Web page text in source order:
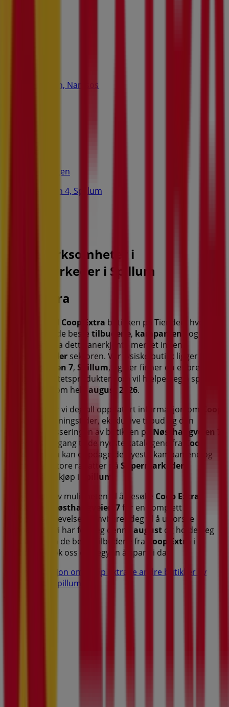
Sivavegen, Namsos
Volkswagen
Sivavegen 4, Spillum
Andre virksomheter i
Supermarkeder i Spillum
Coop Extra
Coop Extra butikken på Tiendeo, hvor du
kan oppdage de beste tilbudene, kampanjene
og
fra dette anerkjente merket innen
Supermarkeder sektoren. Vår fysiske butikk ligger på
Nøsthaugveien 7, Spillum, og her finner du et bredt
utvalg av kvalitetsprodukter som vil hjelpe deg å spare
penger gjennom hele august 2026.
På Tiendeo gir vi deg all oppdatert informasjon om
, som åpningstider, eksklusive tilbud og den
nøyaktige plasseringen av butikken på Nøsthaugveien 7
Du får også tilgang til de nyeste katalogene fra
Coop
, hvor du kan oppdage de nyeste kampanjene og
dra nytte av store rabatter på Supermarkeder
produkter for kjøp i
Spillum
Ikke gå glipp av muligheten til å besøke Coop Extra
Nøsthaugveien 7for en komplett
shoppingopplevelse. Vi inviterer deg til å utforske
kampanjene vi har for deg denne august og holde deg
oppdatert om de beste tilbudene fra
Coop Extra
i
. Besøk oss og begynn å spare i dag!
Mer informasjon om Coop Extra
Se andre butikker av
Coop Extra i Spillum.